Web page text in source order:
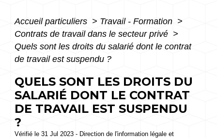
Accueil particuliers > Travail - Formation >
Contrats de travail dans le secteur privé >
Quels sont les droits du salarié dont le contrat
de travail est suspendu ?
QUELS SONT LES DROITS DU
SALARIÉ DONT LE CONTRAT
DE TRAVAIL EST SUSPENDU
?
Vérifié le 31 Jul 2023 - Direction de l'information légale et